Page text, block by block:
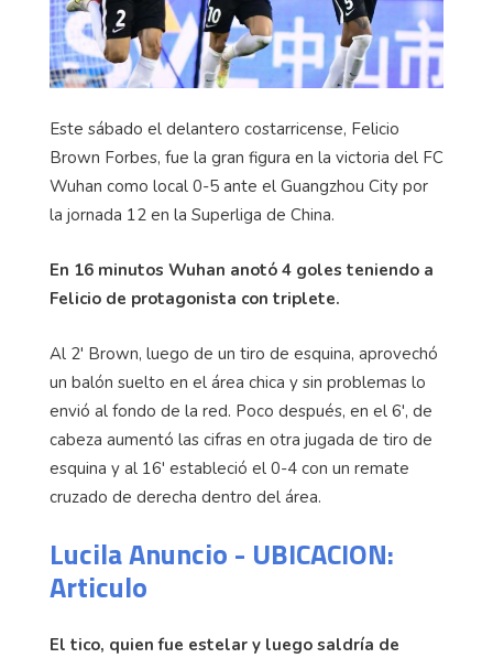
Este sábado el delantero costarricense, Felicio
Brown Forbes, fue la gran figura en la victoria del FC
Wuhan como local 0-5 ante el Guangzhou City por
la jornada 12 en la Superliga de China.
En 16 minutos Wuhan anotó 4 goles teniendo a
Felicio de protagonista con triplete.
Al 2' Brown, luego de un tiro de esquina, aprovechó
un balón suelto en el área chica y sin problemas lo
envió al fondo de la red. Poco después, en el 6', de
cabeza aumentó las cifras en otra jugada de tiro de
esquina y al 16' estableció el 0-4 con un remate
cruzado de derecha dentro del área.
Lucila Anuncio - UBICACION:
Articulo
El tico, quien fue estelar y luego saldría de